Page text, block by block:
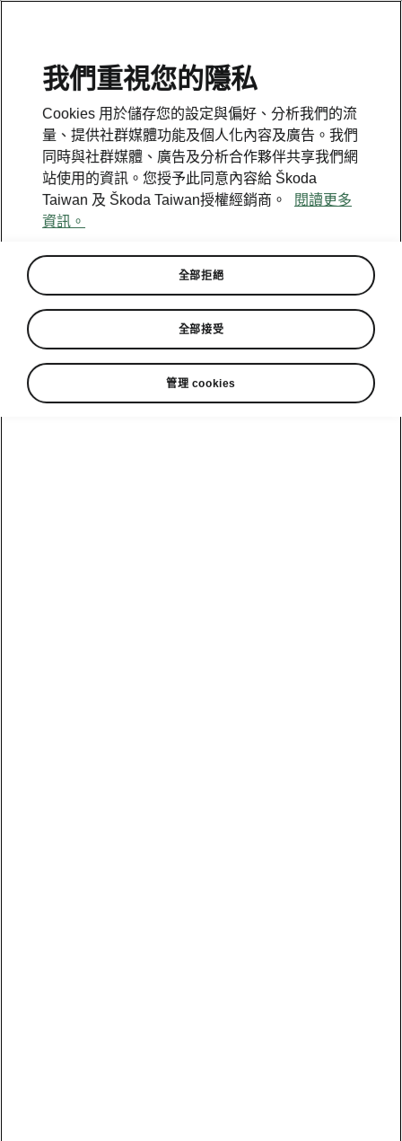
我們重視您的隱私
Cookies 用於儲存您的設定與偏好、分析我們的流
量、提供社群媒體功能及個人化內容及廣告。我們
同時與社群媒體、廣告及分析合作夥伴共享我們網
站使用的資訊。您授予此同意內容給 Škoda
Taiwan 及 Škoda Taiwan授權經銷商。
閱讀更多
資訊。
全部拒絕
全部接受
管理 cookies